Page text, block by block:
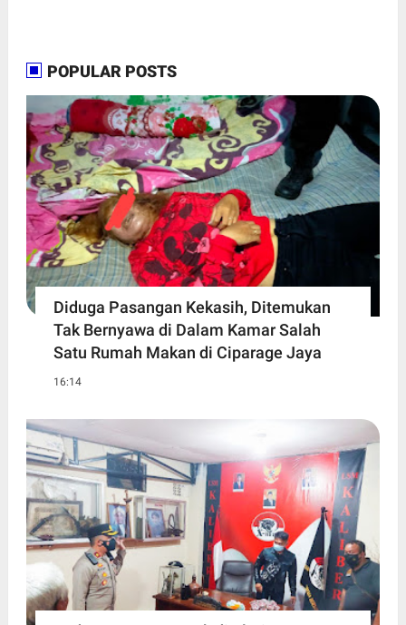
POPULAR POSTS
Diduga Pasangan Kekasih, Ditemukan
Tak Bernyawa di Dalam Kamar Salah
Satu Rumah Makan di Ciparage Jaya
16:14